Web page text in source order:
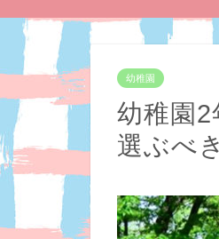
幼稚園
幼稚園
選ぶべ